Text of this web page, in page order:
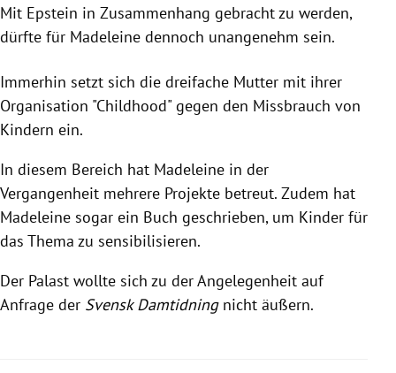
Mit Epstein in Zusammenhang gebracht zu werden,
dürfte für Madeleine dennoch unangenehm sein.
Immerhin setzt sich die dreifache Mutter mit ihrer
Organisation "Childhood" gegen den Missbrauch von
Kindern ein.
In diesem Bereich hat Madeleine in der
Vergangenheit mehrere Projekte betreut. Zudem hat
Madeleine sogar ein Buch geschrieben, um Kinder für
das Thema zu sensibilisieren.
Der Palast wollte sich zu der Angelegenheit auf
Anfrage der Svensk Damtidning nicht äußern.